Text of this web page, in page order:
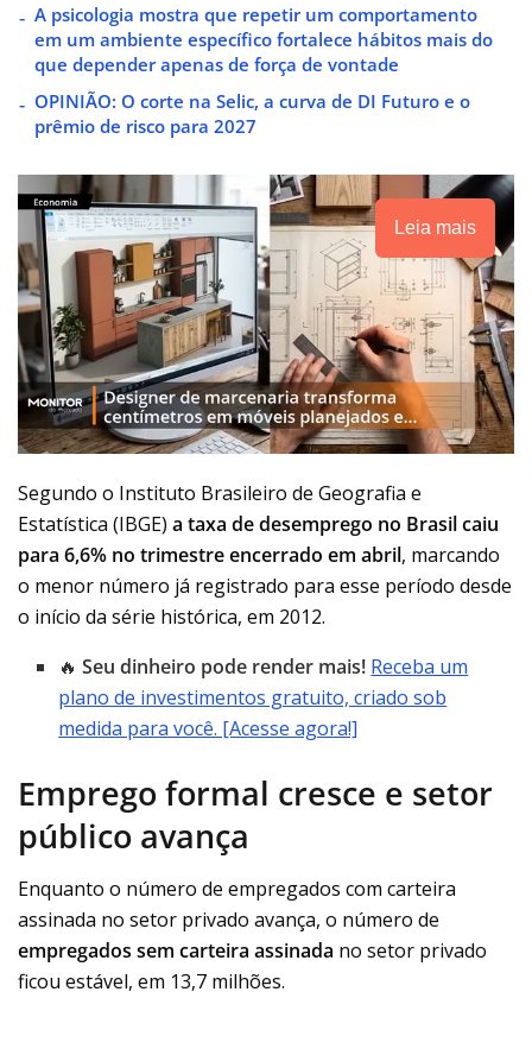
A psicologia mostra que repetir um comportamento
em um ambiente específico fortalece hábitos mais do
que depender apenas de força de vontade
OPINIÃO: O corte na Selic, a curva de DI Futuro e o
prêmio de risco para 2027
Leia mais
Segundo o Instituto Brasileiro de Geografia e
Estatística (IBGE) a taxa de desemprego no Brasil caiu
para 6,6% no trimestre encerrado em abril, marcando
o menor número já registrado para esse período desde
o início da série histórica, em 2012.
🔥Seu dinheiro pode render mais! Receba um
plano de investimentos gratuito, criado sob
medida para você. [Acesse agora!]
Emprego formal cresce e setor
público avança
Enquanto o número de empregados com carteira
assinada no setor privado avança, o número de
empregados sem carteira assinada no setor privado
ficou estável, em 13,7 milhões.